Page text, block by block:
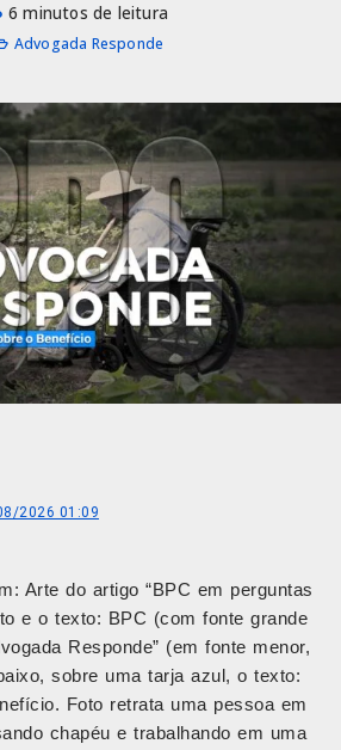
6 minutos de leitura
Advogada Responde
2026 01:09
Arte do artigo “BPC em perguntas
e o texto: BPC (com fonte grande
Responde” (em fonte menor,
sobre uma tarja azul, o texto:
Foto retrata uma pessoa em
chapéu e trabalhando em uma